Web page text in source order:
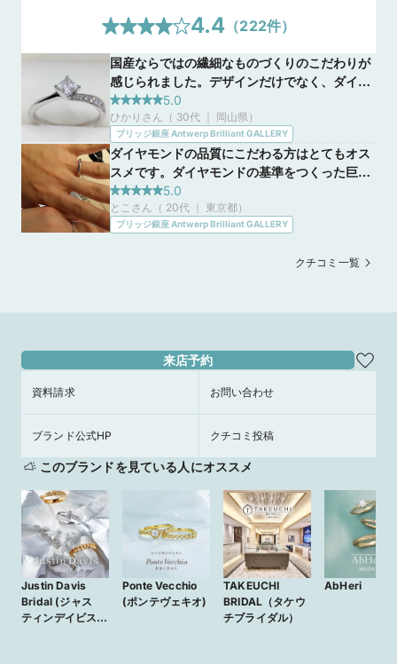
4.4 （222件）
国産ならではの繊細なものづくりのこだわりが
感じられました。デザインだけでなく、ダイヤ
モンドの仕入れの段階からこだわりを追求した
価値のある商品を提示してくださり、大変勉強
になりました。接客も素晴らしいです。
5.0
ひかりさん（ 30代 ｜ 岡山県 ）
ブリッジ銀座 Antwerp Brilliant GALLERY
ダイヤモンドの品質にこだわる方はとてもオス
スメです。ダイヤモンドの基準をつくった巨匠
の元でカッティングされている指輪で品質は間
違いがないと思いました。どの指輪もダイヤモ
ンドの輝きがキレイでした。店員の方がとても
5.0
とこさん（ 20代 ｜ 東京都）
ブリッジ銀座 Antwerp Brilliant GALLERY
クチコミ一覧
来店予約
資料請求 お問い合わせ
ブランド公式HP クチコミ投稿
このブランドを見ている人にオススメ
Justin Davis
Bridal (ジャス
ティンデイビスブ
Ponte Vecchio
(ポンテヴェキオ)
TAKEUCHI
BRIDAL（タケウ
チブライダル）
AbHeri